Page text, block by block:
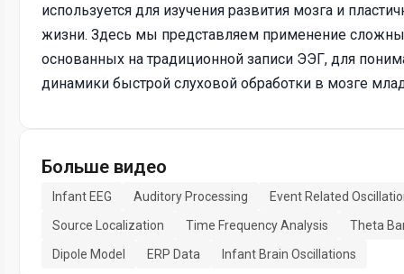
используется для изучения развития мозга и
жизни. Здесь мы представляем применение
основанных на традиционной записи ЭЭГ, для
динамики быстрой слуховой обработки в мозге
Больше видео
Infant EEG Auditory Processing
Event Related
Source Localization
Time Frequency Analysis
Theta
Dipole Model
ERP Data Infant Brain Oscillations